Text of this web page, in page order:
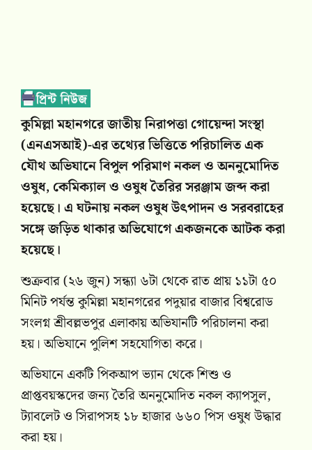
কুমিল্লা মহানগরে জাতীয় নিরাপত্তা গোয়েন্দা সংস্থা
(এনএসআই)-এর তথ্যের ভিত্তিতে পরিচালিত এক
যৌথ অভিযানে বিপুল পরিমাণ নকল ও অননুমোদিত
ওষুধ, কেমিক্যাল ও ওষুধ তৈরির সরঞ্জাম জব্দ করা
হয়েছে। এ ঘটনায় নকল ওষুধ উৎপাদন ও সরবরাহের
সঙ্গে জড়িত থাকার অভিযোগে একজনকে আটক করা
হয়েছে।
শুক্রবার (২৬ জুন) সন্ধ্যা ৬টা থেকে রাত প্রায় ১১টা ৫০
মিনিট পর্যন্ত কুমিল্লা মহানগরের পদুয়ার বাজার বিশ্বরোড
সংলগ্ন শ্রীবল্লভপুর এলাকায় অভিযানটি পরিচালনা করা
হয়। অভিযানে পুলিশ সহযোগিতা করে।
অভিযানে একটি পিকআপ ভ্যান থেকে শিশু ও
প্রাপ্তবয়স্কদের জন্য তৈরি অননুমোদিত নকল ক্যাপসুল,
ট্যাবলেট ও সিরাপসহ ১৮ হাজার ৬৬০ পিস ওষুধ উদ্ধার
করা হয়।